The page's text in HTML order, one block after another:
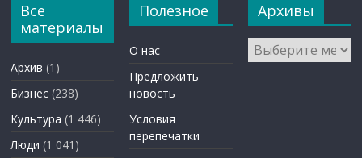
Все
материалы
Архив (1)
Бизнес (238)
Культура (1 446)
Люди (1 041)
Полезное
О нас
Предложить
новость
Условия
перепечатки
Архивы
Архивы